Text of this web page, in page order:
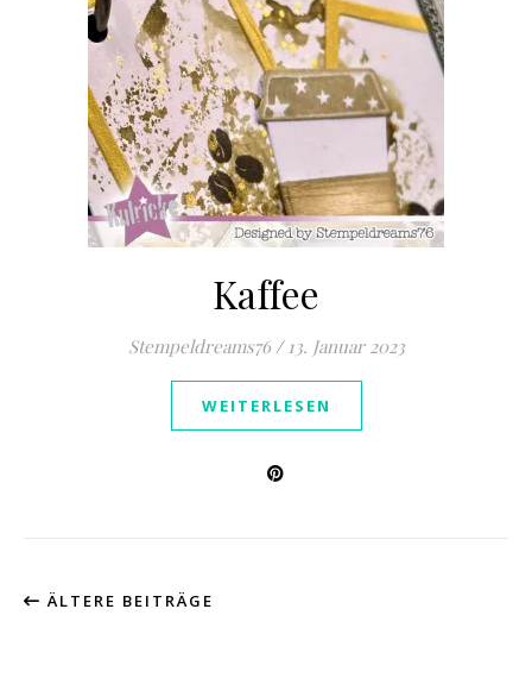
Kaffee
Stempeldreams76 / 13. Januar 2023
WEITERLESEN
ÄLTERE BEITRÄGE